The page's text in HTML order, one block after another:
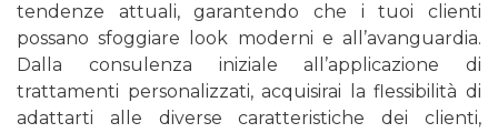
tendenze attuali, garantendo che i tuoi clienti
possano sfoggiare look moderni e all’avanguardia.
Dalla consulenza iniziale all’applicazione di
trattamenti personalizzati, acquisirai la flessibilità di
adattarti alle diverse caratteristiche dei clienti,